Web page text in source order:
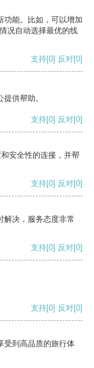
功能。比如，可以增加
况自动选择最优的线
支持[0] 反对[0]
供帮助。
支持[0] 反对[0]
安全性的连接，并帮
支持[0] 反对[0]
解决，服务态度非常
支持[0] 反对[0]
支持[0] 反对[0]
受到高品质的旅行体